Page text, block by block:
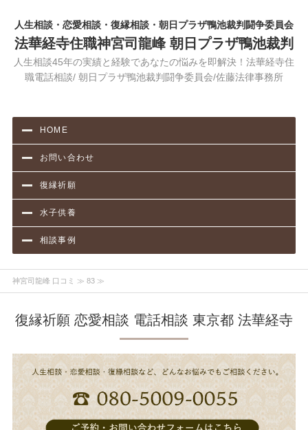
人生相談・恋愛相談・復縁相談・朝日プラザ鴨池裁判闘争委員会
法華経寺住職神宮司龍峰 朝日プラザ鴨池裁判
人生相談45年の実績と経験であなたの悩みを即解決！法華経寺住
職電話相談/ 朝日プラザ鴨池裁判闘争委員会/佐藤法律事務所
HOME
お問い合わせ
復縁祈願
水子供養
相談事例
神宮司龍峰 口コミ ≫ 83 ≫
復縁祈願 恋愛相談 電話相談 東京都 法華経寺